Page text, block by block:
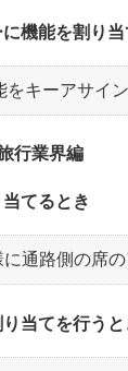
機能を割り当
をキーアサイン
行業界編
てるとき
に通路側の席
当てを行うと